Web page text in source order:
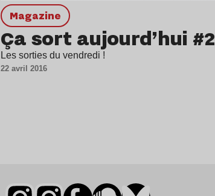
magazine
Ça sort aujourd’hui #2
Les sorties du vendredi !
22 avril 2016